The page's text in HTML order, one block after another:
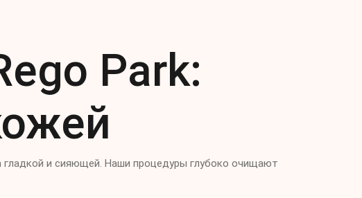
Park:
гладкой и сияющей. Наши процедуры глубоко очищают